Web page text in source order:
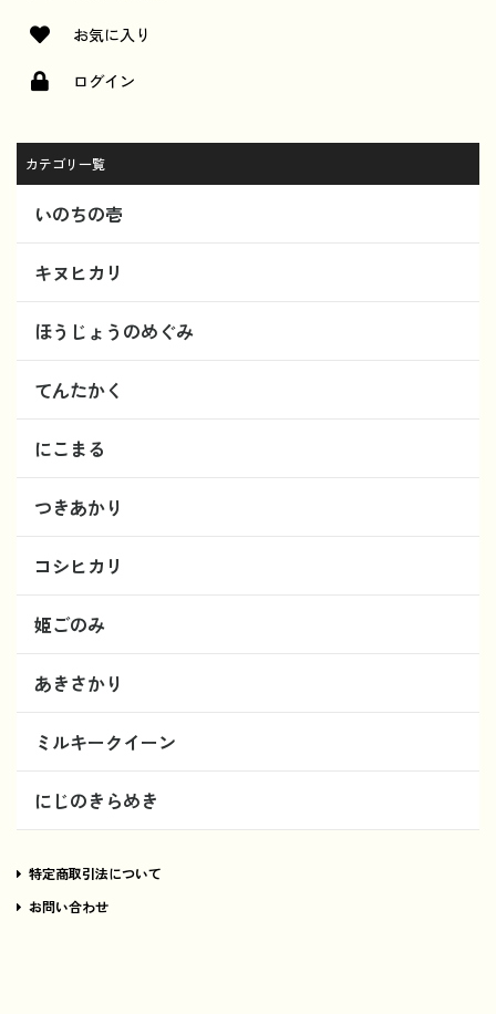
お気に入り
ログイン
カテゴリ一覧
いのちの壱
キヌヒカリ
ほうじょうのめぐみ
てんたかく
にこまる
つきあかり
コシヒカリ
姫ごのみ
あきさかり
ミルキークイーン
にじのきらめき
特定商取引法について
お問い合わせ